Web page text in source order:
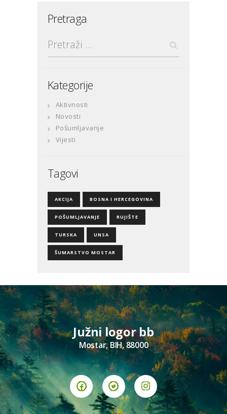
Pretraga
Kategorije
Aktivnosti
Novosti
Pošumljavanje
Vijesti
Tagovi
AKCIJA BOSNA I HERCEGOVINA
POŠUMLJAVANJE RUJIŠTE
TURSKA UNSA
ŠUMARSTVO MOSTAR
Južni logor bb
Mostar, BIH, 88000